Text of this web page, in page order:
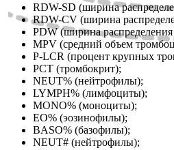
RDW-SD (ширина
RDW-CV (ширина
PDW (ширина
MPV (средний объем
P-LCR (процент крупных
PCT (тромбокрит);
NEUT% (нейтрофилы);
LYMPH% (лимфоциты);
MONO% (моноциты);
EO% (эозинофилы);
BASO% (базофилы);
NEUT# (нейтрофилы);